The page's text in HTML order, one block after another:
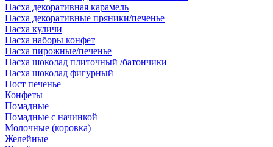
Пасха декоративная карамель
Пасха декоративные пряники/печенье
Пасха куличи
Пасха наборы конфет
Пасха пирожные/печенье
Пасха шоколад плиточный /батончики
Пасха шоколад фигурный
Пост печенье
Конфеты
Помадные
Помадные с начинкой
Молочные (коровка)
Желейные